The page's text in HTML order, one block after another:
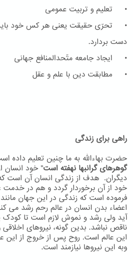
• تعلیم و تربیت عمومی
• تحرّی حقیقت یعنی هر کس خود باید
دست بردارد.
• ایجاد جامعه متّحدالمنافع جهانی
• مطابقت دین با علم و عقل
راهی برای زندگی
حضرت بهاءاللّه به ما چنین تعلیم داده
گوهرهای گرانبها نهفته است" خود انسان
دیگران. هدف از زندگی انسان آن است
خود از آن برخوردار گردد و هم در خدمت
فرموده است که زندگی در این جهان
اعضاء بدن انسان در عالم رحم رشد می
آید ولی رشد و نموش لازم است تا کودک
ناقص نباشد. بدین گونه، نیروهای
این عالم است. روح پس از خروج از این
وبه اين نيروها نيازمند است.